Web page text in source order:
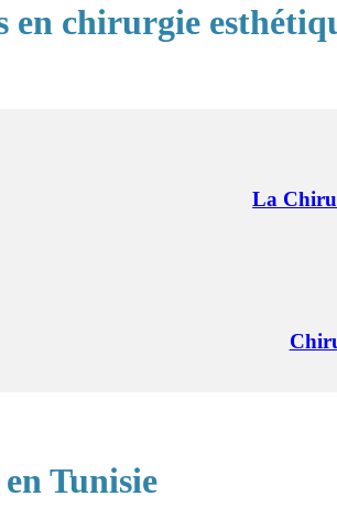
en chirurgie
La
Tunisie